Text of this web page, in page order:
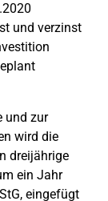
und verzinst
und zur
wird die
dreijährige
ein Jahr
eingefügt